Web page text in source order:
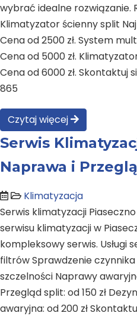
wybrać idealne rozwiązanie.
Klimatyzator ścienny split
Cena od 2500 zł. System
Cena od 5000 zł.
Cena od 6000 zł. Skontaktuj
865
Czytaj więcej
Serwis
Naprawa i
Klimatyzacja
Serwis klimatyzacji
serwisu klimatyzacji w
kompleksowy serwis. Usługi
filtrów Sprawdzenie
szczelności Naprawy
Przegląd split: od 150 zł
awaryjna: od 200 zł